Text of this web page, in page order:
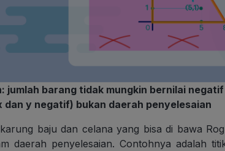
jumlah barang tidak mungkin bernilai
dan y negatif) bukan daerah penyelesaian
baju dan celana yang bisa di bawa
daerah penyelesaian. Contohnya adalah